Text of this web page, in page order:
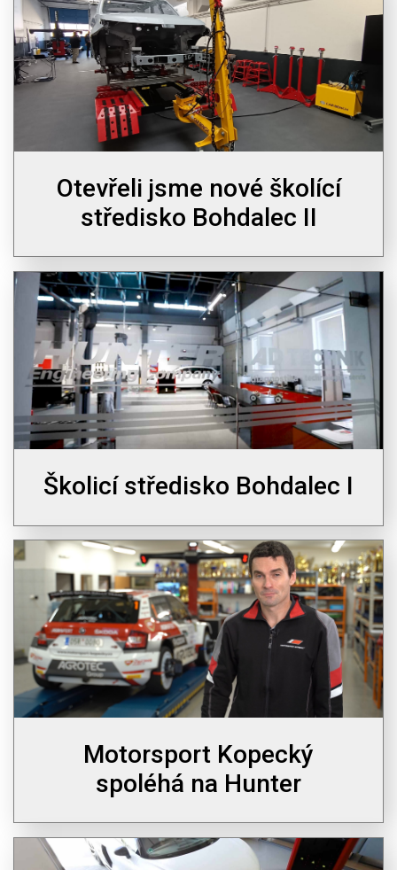
Otevřeli jsme nové školící
středisko Bohdalec II
Školicí středisko Bohdalec I
Motorsport Kopecký
spoléhá na Hunter